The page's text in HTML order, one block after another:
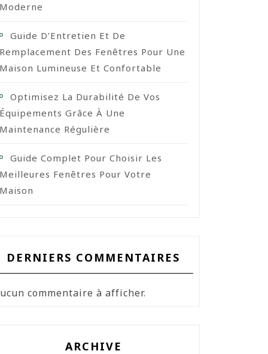
Moderne
Guide D’Entretien Et De
Remplacement Des Fenêtres Pour Une
Maison Lumineuse Et Confortable
Optimisez La Durabilité De Vos
Équipements Grâce À Une
Maintenance Régulière
Guide Complet Pour Choisir Les
Meilleures Fenêtres Pour Votre
Maison
DERNIERS COMMENTAIRES
commentaire à afficher.
ARCHIVE